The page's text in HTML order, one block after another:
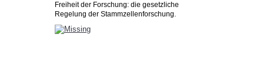
Freiheit der Forschung: die gesetzliche
Regelung der Stammzellenforschung.